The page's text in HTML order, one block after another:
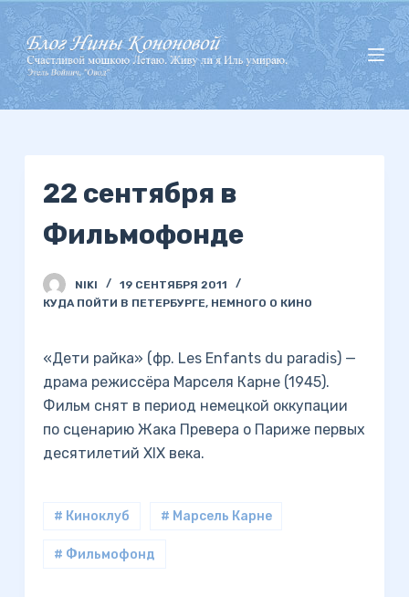
П
е
р
е
й
22 сентября в
Фильмофонде
NIKI
19 СЕНТЯБРЯ 2011
КУДА ПОЙТИ В ПЕТЕРБУРГЕ, НЕМНОГО О КИНО
«Дети райка» (фр. Les Enfants du paradis) —
драма режиссёра Марселя Карне (1945).
Фильм снят в период немецкой оккупации
по сценарию Жака Превера о Париже первых
десятилетий XIX века.
# Киноклуб # Марсель Карне
# Фильмофонд